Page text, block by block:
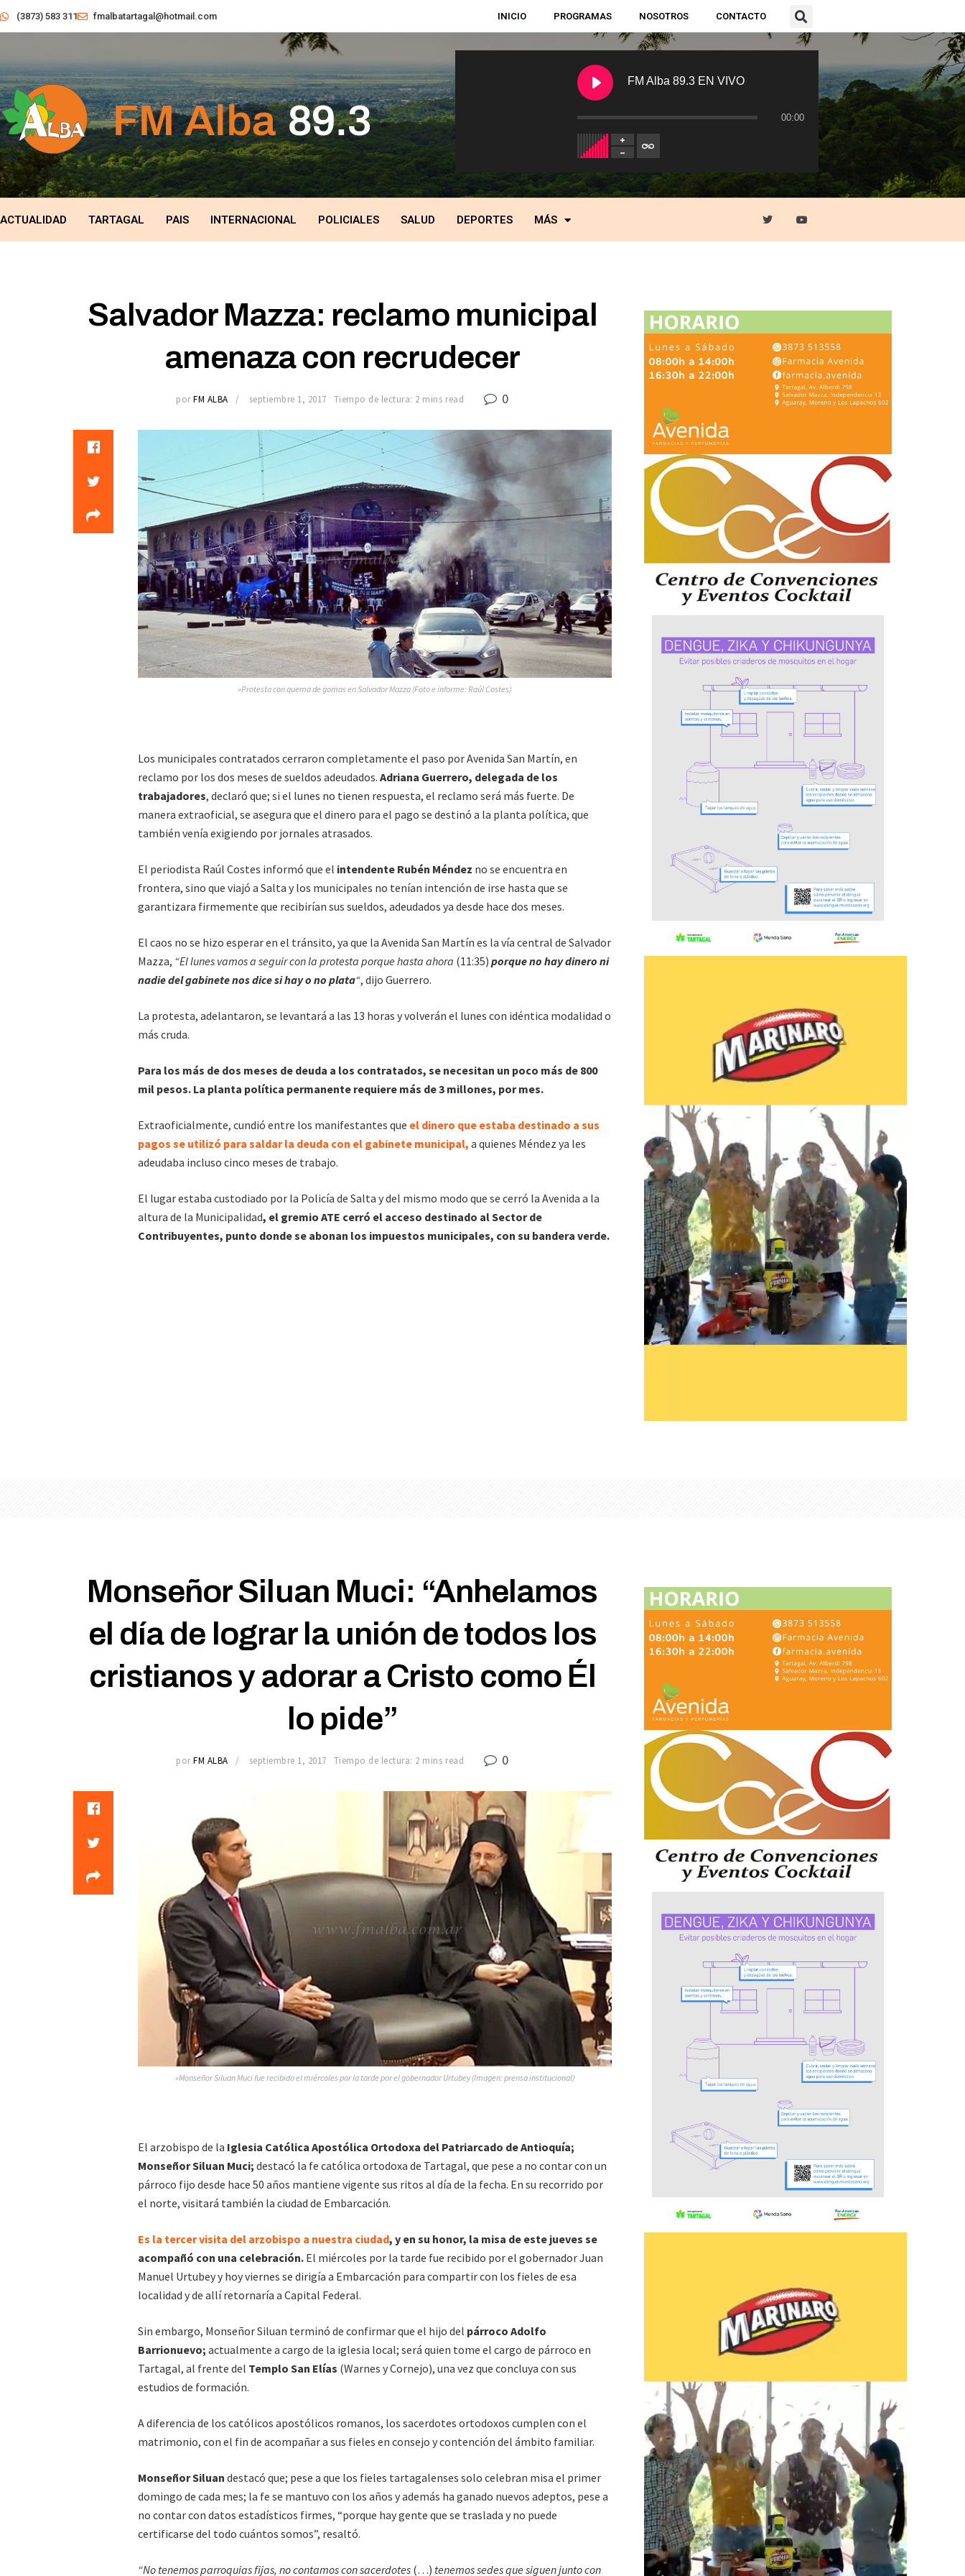
(3873) 583 311 fmalbatartagal@hotmail.com INICIO PROGRAMAS NOSOTROS CONTACTO
FM Alba 89.3 EN VIVO
00:00
ACTUALIDAD TARTAGAL PAIS INTERNACIONAL POLICIALES SALUD DEPORTES MÁS
Salvador Mazza: reclamo municipal
amenaza con recrudecer
por FM ALBA septiembre 1, 2017 Tiempo de lectura: 2 mins read 0
»Protesta con quema de gomas en Salvador Mazza (Foto e informe: Raúl Costes)
Los municipales contratados cerraron completamente el paso por Avenida San Martín, en
reclamo por los dos meses de sueldos adeudados. Adriana Guerrero, delegada de los
trabajadores, declaró que; si el lunes no tienen respuesta, el reclamo será más fuerte. De
manera extraoficial, se asegura que el dinero para el pago se destinó a la planta política, que
también venía exigiendo por jornales atrasados.
El periodista Raúl Costes informó que el intendente Rubén Méndez no se encuentra en
frontera, sino que viajó a Salta y los municipales no tenían intención de irse hasta que se
garantizara firmemente que recibirían sus sueldos, adeudados ya desde hace dos meses.
El caos no se hizo esperar en el tránsito, ya que la Avenida San Martín es la vía central de Salvador
Mazza, “El lunes vamos a seguir con la protesta porque hasta ahora (11:35) porque no hay dinero ni
nadie del gabinete nos dice si hay o no plata“, dijo Guerrero.
La protesta, adelantaron, se levantará a las 13 horas y volverán el lunes con idéntica modalidad o
más cruda.
Para los más de dos meses de deuda a los contratados, se necesitan un poco más de 800
mil pesos. La planta política permanente requiere más de 3 millones, por mes.
Extraoficialmente, cundió entre los manifestantes que el dinero que estaba destinado a sus
pagos se utilizó para saldar la deuda con el gabinete municipal, a quienes Méndez ya les
adeudaba incluso cinco meses de trabajo.
El lugar estaba custodiado por la Policía de Salta y del mismo modo que se cerró la Avenida a la
altura de la Municipalidad, el gremio ATE cerró el acceso destinado al Sector de
Contribuyentes, punto donde se abonan los impuestos municipales, con su bandera verde.
Monseñor Siluan Muci: “Anhelamos
el día de lograr la unión de todos los
cristianos y adorar a Cristo como Él
lo pide”
por FM ALBA septiembre 1, 2017 Tiempo de lectura: 2 mins read 0
»Monseñor Siluan Muci fue recibido el miércoles por la tarde por el gobernador Urtubey (Imagen: prensa institucional)
El arzobispo de la Iglesia Católica Apostólica Ortodoxa del Patriarcado de Antioquía;
Monseñor Siluan Muci; destacó la fe católica ortodoxa de Tartagal, que pese a no contar con un
párroco fijo desde hace 50 años mantiene vigente sus ritos al día de la fecha. En su recorrido por
el norte, visitará también la ciudad de Embarcación.
Es la tercer visita del arzobispo a nuestra ciudad, y en su honor, la misa de este jueves se
acompañó con una celebración. El miércoles por la tarde fue recibido por el gobernador Juan
Manuel Urtubey y hoy viernes se dirigía a Embarcación para compartir con los fieles de esa
localidad y de allí retornaría a Capital Federal.
Sin embargo, Monseñor Siluan terminó de confirmar que el hijo del párroco Adolfo
Barrionuevo; actualmente a cargo de la iglesia local; será quien tome el cargo de párroco en
Tartagal, al frente del Templo San Elías (Warnes y Cornejo), una vez que concluya con sus
estudios de formación.
A diferencia de los católicos apostólicos romanos, los sacerdotes ortodoxos cumplen con el
matrimonio, con el fin de acompañar a sus fieles en consejo y contención del ámbito familiar.
Monseñor Siluan destacó que; pese a que los fieles tartagalenses solo celebran misa el primer
domingo de cada mes; la fe se mantuvo con los años y además ha ganado nuevos adeptos, pese a
no contar con datos estadísticos firmes, “porque hay gente que se traslada y no puede
certificarse del todo cuántos somos”, resaltó.
“No tenemos parroquias fijas, no contamos con sacerdotes (…) tenemos sedes que siguen junto con